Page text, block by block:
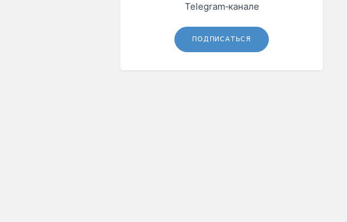
Telegram‑канале
ПОДПИСАТЬСЯ